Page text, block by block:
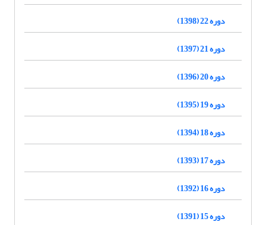
دوره 22 (1398)
دوره 21 (1397)
دوره 20 (1396)
دوره 19 (1395)
دوره 18 (1394)
دوره 17 (1393)
دوره 16 (1392)
دوره 15 (1391)